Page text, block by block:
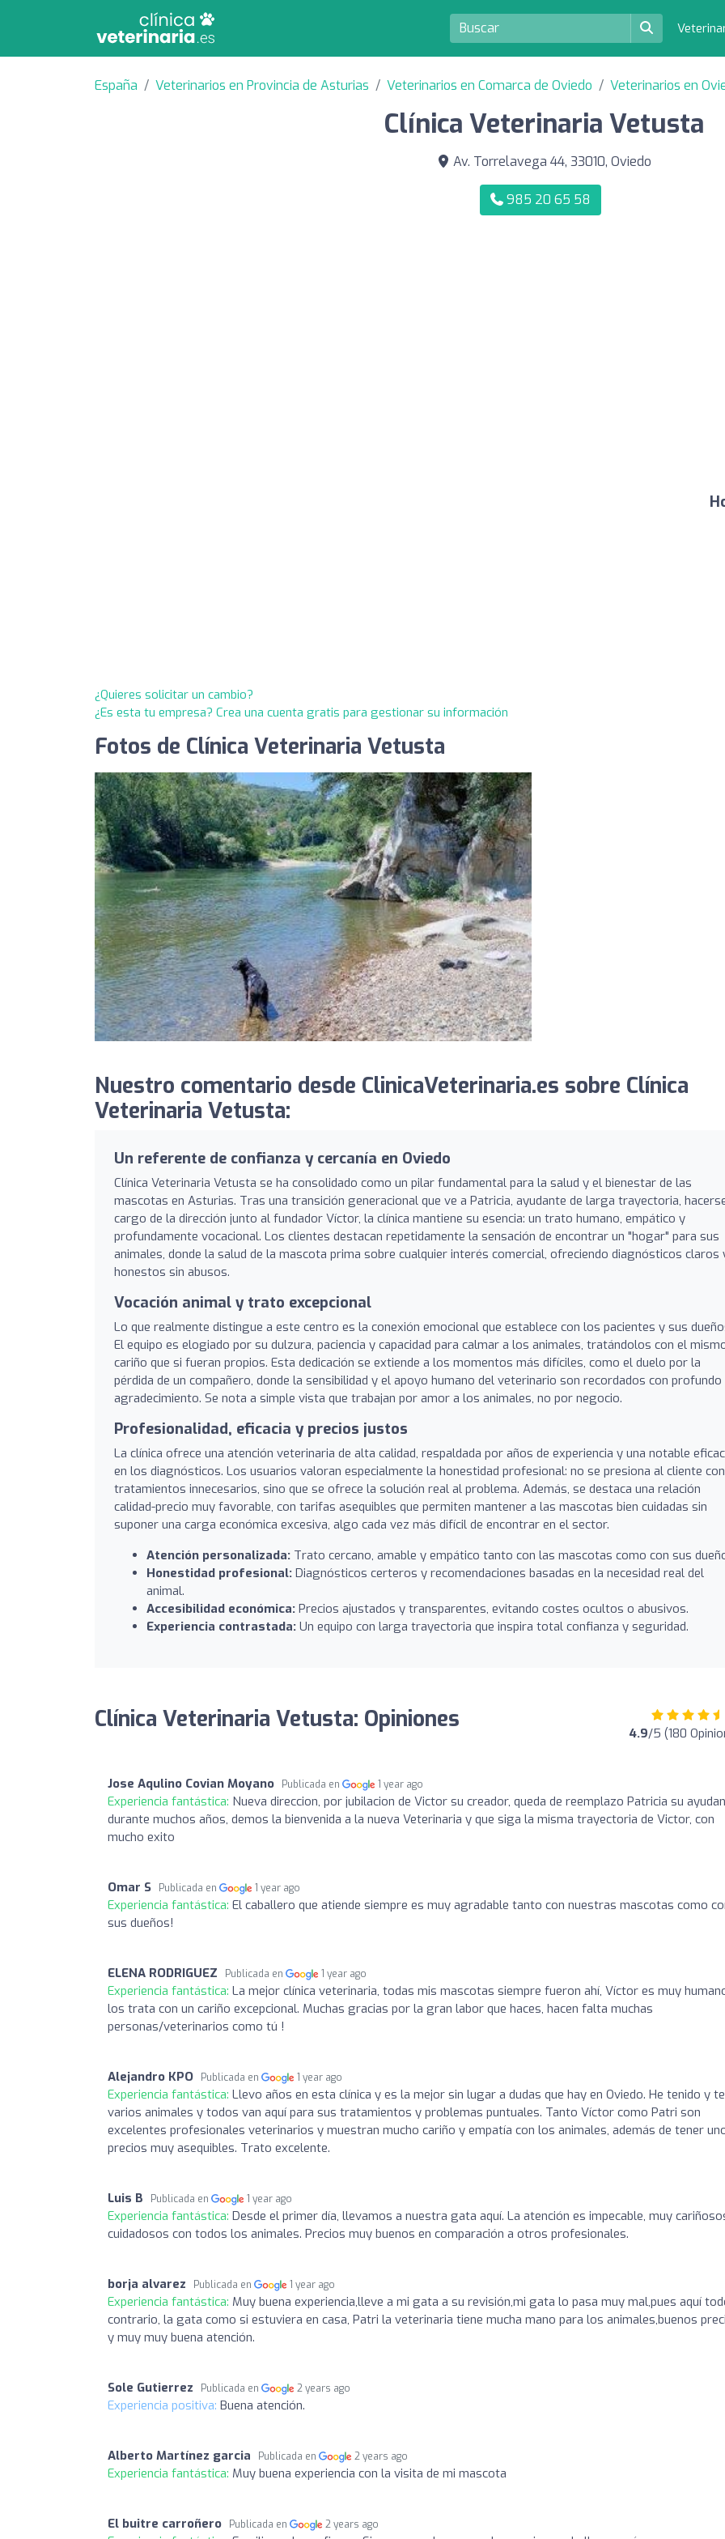
España Veterinarios en Provincia de Asturias Veterinarios en Comarca de Oviedo Veterinarios en
Clínica Veterinaria Vetusta
Av. Torrelavega 44, 33010, Oviedo
985 20 65 58
¿Quieres solicitar un cambio?
¿Es esta tu empresa? Crea una cuenta gratis para gestionar su información
Fotos de Clínica Veterinaria Vetusta
Nuestro comentario desde ClinicaVeterinaria.es sobre Clínica
Veterinaria Vetusta:
Un referente de confianza y cercanía en Oviedo
Clínica Veterinaria Vetusta se ha consolidado como un pilar fundamental para la salud y el bienestar de las
mascotas en Asturias. Tras una transición generacional que ve a Patricia, ayudante de larga trayectoria,
cargo de la dirección junto al fundador Víctor, la clínica mantiene su esencia: un trato humano, empático y
profundamente vocacional. Los clientes destacan repetidamente la sensación de encontrar un "hogar" para sus
animales, donde la salud de la mascota prima sobre cualquier interés comercial, ofreciendo diagnósticos claros
honestos sin abusos.
Vocación animal y trato excepcional
Lo que realmente distingue a este centro es la conexión emocional que establece con los pacientes y sus
El equipo es elogiado por su dulzura, paciencia y capacidad para calmar a los animales, tratándolos con el
cariño que si fueran propios. Esta dedicación se extiende a los momentos más difíciles, como el duelo por la
pérdida de un compañero, donde la sensibilidad y el apoyo humano del veterinario son recordados con profundo
agradecimiento. Se nota a simple vista que trabajan por amor a los animales, no por negocio.
Profesionalidad, eficacia y precios justos
La clínica ofrece una atención veterinaria de alta calidad, respaldada por años de experiencia y una notable
en los diagnósticos. Los usuarios valoran especialmente la honestidad profesional: no se presiona al cliente con
tratamientos innecesarios, sino que se ofrece la solución real al problema. Además, se destaca una relación
calidad-precio muy favorable, con tarifas asequibles que permiten mantener a las mascotas bien cuidadas sin
suponer una carga económica excesiva, algo cada vez más difícil de encontrar en el sector.
Atención personalizada: Trato cercano, amable y empático tanto con las mascotas como con sus
Honestidad profesional: Diagnósticos certeros y recomendaciones basadas en la necesidad real del
animal.
Accesibilidad económica: Precios ajustados y transparentes, evitando costes ocultos o abusivos.
Experiencia contrastada: Un equipo con larga trayectoria que inspira total confianza y seguridad.
Clínica Veterinaria Vetusta: Opiniones 4.9/5 (180
Jose Aqulino Covian Moyano Publicada en 1 year ago
Experiencia fantástica: Nueva direccion, por jubilacion de Victor su creador, queda de reemplazo Patricia su
durante muchos años, demos la bienvenida a la nueva Veterinaria y que siga la misma trayectoria de Victor, con
mucho exito
Omar S Publicada en 1 year ago
Experiencia fantástica: El caballero que atiende siempre es muy agradable tanto con nuestras mascotas como
sus dueños!
ELENA RODRIGUEZ Publicada en 1 year ago
Experiencia fantástica: La mejor clínica veterinaria, todas mis mascotas siempre fueron ahí, Víctor es muy
los trata con un cariño excepcional. Muchas gracias por la gran labor que haces, hacen falta muchas
personas/veterinarios como tú !
Alejandro KPO Publicada en 1 year ago
Experiencia fantástica: Llevo años en esta clínica y es la mejor sin lugar a dudas que hay en Oviedo. He tenido y
varios animales y todos van aquí para sus tratamientos y problemas puntuales. Tanto Víctor como Patri son
excelentes profesionales veterinarios y muestran mucho cariño y empatía con los animales, además de tener
precios muy asequibles. Trato excelente.
Luis B Publicada en 1 year ago
Experiencia fantástica: Desde el primer día, llevamos a nuestra gata aquí. La atención es impecable, muy
cuidadosos con todos los animales. Precios muy buenos en comparación a otros profesionales.
borja alvarez Publicada en 1 year ago
Experiencia fantástica: Muy buena experiencia,lleve a mi gata a su revisión,mi gata lo pasa muy mal,pues aquí
contrario, la gata como si estuviera en casa, Patri la veterinaria tiene mucha mano para los animales,buenos
y muy muy buena atención.
Sole Gutierrez Publicada en 2 years ago
Experiencia positiva: Buena atención.
Alberto Martínez garcia Publicada en 2 years ago
Experiencia fantástica: Muy buena experiencia con la visita de mi mascota
El buitre carroñero Publicada en 2 years ago